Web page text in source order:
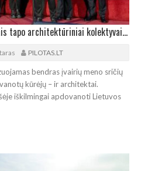
LAS APDOVANOJO: Metų kūrėjais tapo architektūriniai kolektyvai „Implmnt“ ir „Altitudės“
PILOTAS.LT
bendras įvairių meno sričių
kūrėjų – ir architektai.
iškilmingai apdovanoti Lietuvos